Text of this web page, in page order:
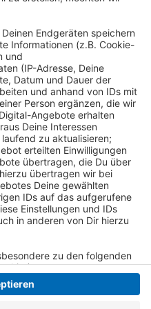
Schüler- oder
Im Bezirk der
Mittlerer
Auszubildende.
09:06